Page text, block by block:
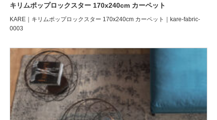
キリムポップロックスター 170x240cm カーペット
KARE｜キリムポップロックスター 170x240cm カーペット｜kare-fabric-
0003